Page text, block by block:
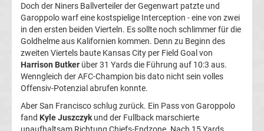
Tabelle
Europa
League
Ergebnisse
Doch der Niners Ballverteiler der Gegenwart patzte und
Garoppolo warf eine kostspielige Interception - eine von zwei
in den ersten beiden Vierteln. Es sollte noch schlimmer für die
Goldhelme aus Kalifornien kommen. Denn zu Beginn des
zweiten Viertels baute Kansas City per Field Goal von
Harrison Butker über 31 Yards die Führung auf 10:3 aus.
Wenngleich der AFC-Champion bis dato nicht sein volles
Offensiv-Potenzial abrufen konnte.
Aber San Francisco schlug zurück. Ein Pass von Garoppolo
fand Kyle Juszczyk und der Fullback marschierte
unaufhaltsam Richtung Chiefs-Endzone. Nach 15 Yards